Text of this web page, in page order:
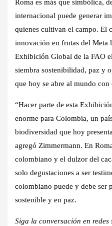
Roma es más que simbólica,
internacional puede generar
quienes cultivan el campo. El
innovación en frutas del Meta
Exhibición Global de la FAO
siembra sostenibilidad, paz y
que hoy se abre al mundo
“Hacer parte de esta
enorme para Colombia, un
biodiversidad que hoy
agregó Zimmermann. En
colombiano y el dulzor del
solo degustaciones a ser
colombiano puede y debe ser
sostenible y en paz.
Siga la conversación en redes